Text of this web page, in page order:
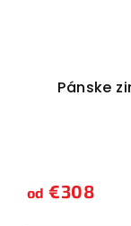
Pánske
od €308